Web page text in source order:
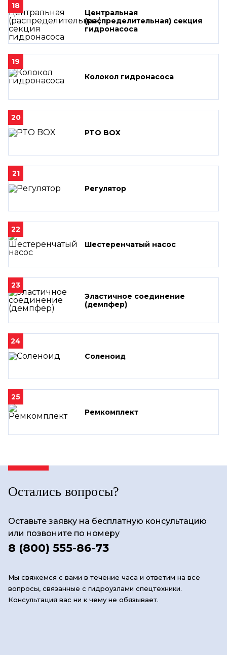
18
Центральная
(распределительная) секция
гидронасоса
19
Колокол гидронасоса
20
PTO BOX
21
Регулятор
22
Шестеренчатый насос
23
Эластичное соединение
(демпфер)
24
Соленоид
25
Ремкомплект
Остались вопросы?
Оставьте заявку на бесплатную консультацию
или позвоните по номеру
8 (800) 555-86-73
Мы свяжемся с вами в течение часа и ответим на все
вопросы, связанные с гидроузлами спецтехники.
Консультация вас ни к чему не обязывает.